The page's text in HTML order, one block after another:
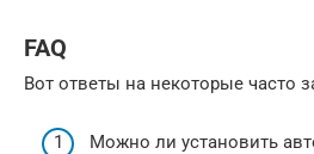
FAQ
Вот ответы на некоторые часто
Можно ли установить